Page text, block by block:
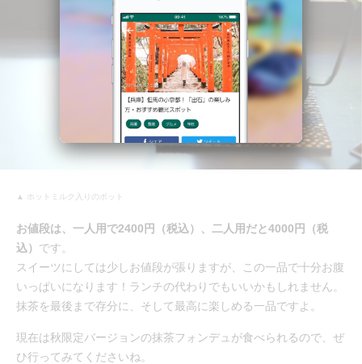
▲ ホットミルク入りのポット
お値段は、一人用で2400円（税込）、二人用だと4000円（税
込） です。
スイーツにしては少しお値段が張りますが、この一品で十分お腹
いっぱいになります！ランチの代わりでもいいかもしれません。
抹茶を最後まで存分に、そして最高に楽しめる一品ですよ。
現在は秋限定バージョンの抹茶フォンデュが食べられるので、ぜ
ひ行ってみてくださいね。